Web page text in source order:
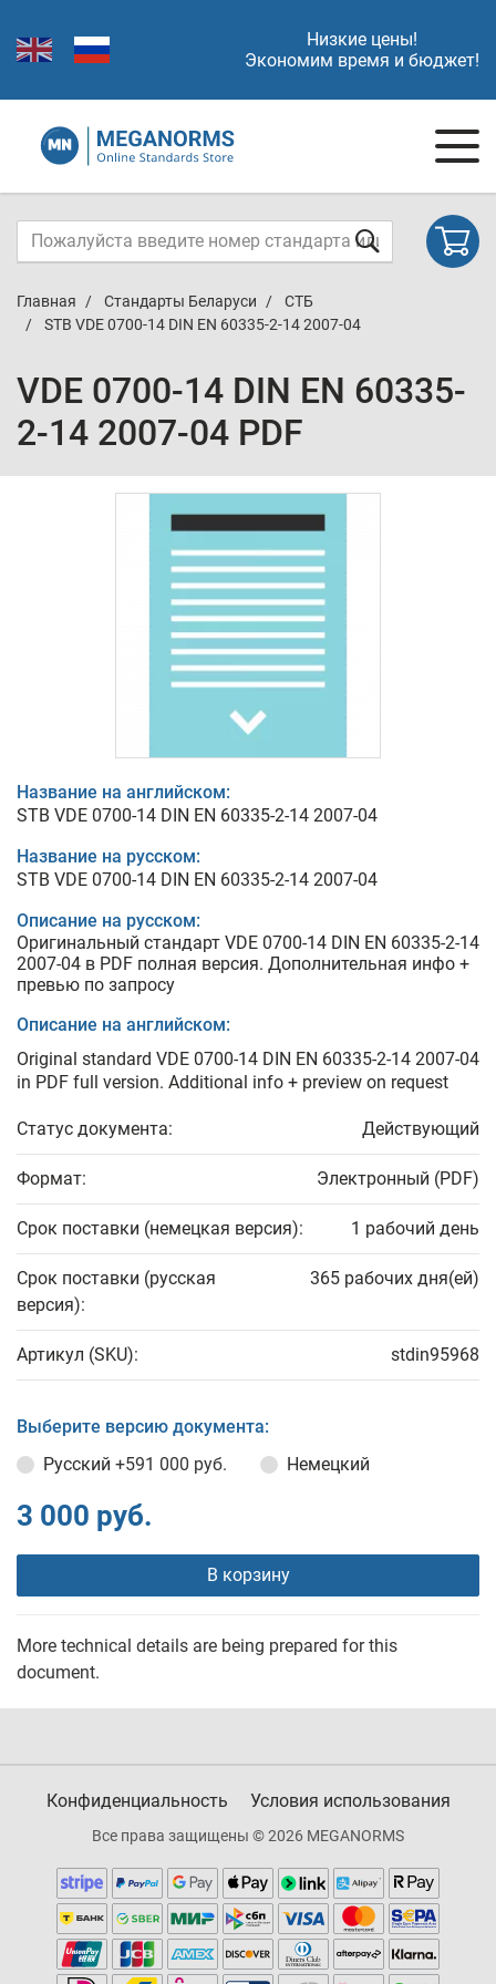
Низкие цены!
Экономим время и бюджет!
Главная Стандарты Беларуси
СТБ
STB VDE 0700-14 DIN EN 60335-2-14 2007-04
VDE 0700-14 DIN EN 60335-
2-14 2007-04 PDF
Название на английском:
STB VDE 0700-14 DIN EN 60335-2-14 2007-04
Название на русском:
STB VDE 0700-14 DIN EN 60335-2-14 2007-04
Описание на русском:
Оригинальный стандарт VDE 0700-14 DIN EN 60335-2-14
2007-04 в PDF полная версия. Дополнительная инфо +
превью по запросу
Описание на английском:
Original standard VDE 0700-14 DIN EN 60335-2-14 2007-04
in PDF full version. Additional info + preview on request
Статус документа: Действующий
Формат: Электронный (PDF)
Срок поставки (немецкая версия): 1 рабочий день
Срок поставки (русская
версия):
365 рабочих дня(ей)
Артикул (SKU): stdin95968
Выберите версию документа:
Русский +591 000 руб. Немецкий
3 000 руб.
В корзину
More technical details are being prepared for this
document.
Конфиденциальность Условия использования
Все права защищены © 2026 MEGANORMS